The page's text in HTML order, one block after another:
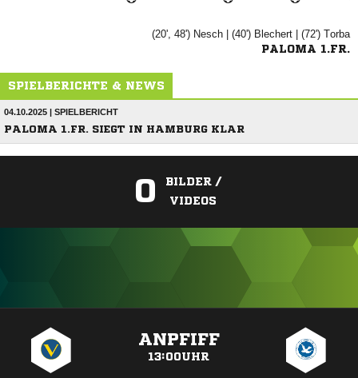
(20', 48')  | (40')  | (72') 
PALOMA 1.FR.
SPIELBERICHTE & NEWS
04.10.2025 | SPIELBERICHT
PALOMA 1.FR. SIEGT IN HAMBURG KLAR
0
BILDER /
VIDEOS
ANPFIFF
13:00UHR